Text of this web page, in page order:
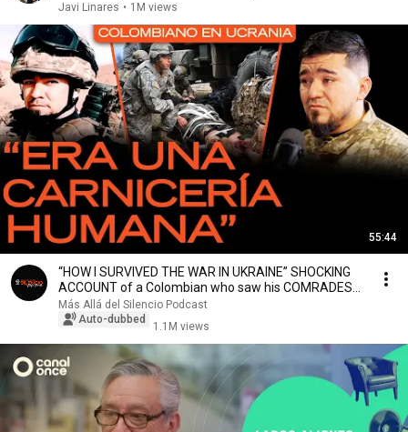
Javi Linares • 1M views
55:44
“HOW I SURVIVED THE WAR IN UKRAINE” SHOCKING
ACCOUNT of a Colombian who saw his COMRADES
DIE
Más Allá del Silencio Podcast
Auto-dubbed
1.1M views